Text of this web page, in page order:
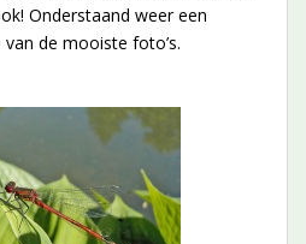
Onderstaand weer een
de mooiste foto’s.